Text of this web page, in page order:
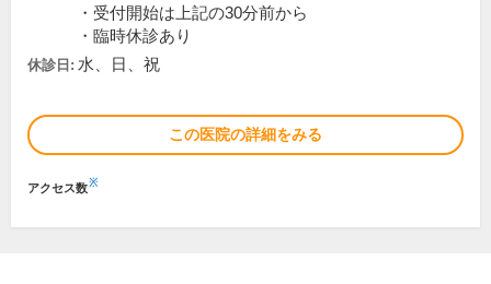
・受付開始は上記の30分前から
・臨時休診あり
休診日: 水、日、祝
この医院の詳細をみる
アクセス数※